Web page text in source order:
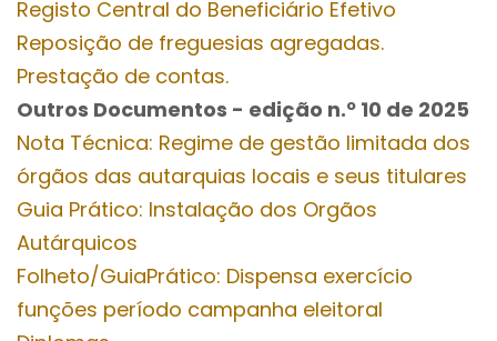
Registo Central do Beneficiário Efetivo
Reposição de freguesias agregadas.
Prestação de contas.
Outros Documentos - edição n.º 10 de 2025
Nota Técnica: Regime de gestão limitada dos
órgãos das autarquias locais e seus titulares
Guia Prático: Instalação dos Orgãos
Autárquicos
Folheto/GuiaPrático: Dispensa exercício
funções período campanha eleitoral